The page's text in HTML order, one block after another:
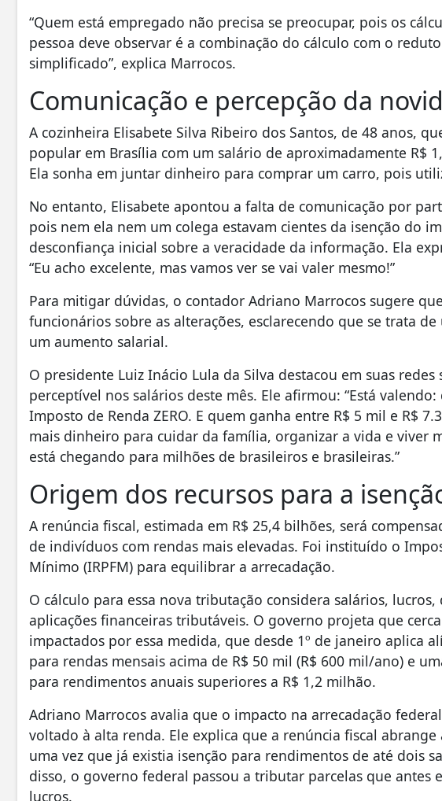
“Quem está empregado não precisa se preocupar, pois os
pessoa deve observar é a combinação do cálculo com o
simplificado”, explica Marrocos.
Comunicação e percepção da
A cozinheira Elisabete Silva Ribeiro dos Santos, de 48 anos,
popular em Brasília com um salário de aproximadamente R$
Ela sonha em juntar dinheiro para comprar um carro, pois
No entanto, Elisabete apontou a falta de comunicação por
pois nem ela nem um colega estavam cientes da isenção do
desconfiança inicial sobre a veracidade da informação. Ela
“Eu acho excelente, mas vamos ver se vai valer mesmo!”
Para mitigar dúvidas, o contador Adriano Marrocos sugere
funcionários sobre as alterações, esclarecendo que se trata
um aumento salarial.
O presidente Luiz Inácio Lula da Silva destacou em suas redes
perceptível nos salários deste mês. Ele afirmou: “Está
Imposto de Renda ZERO. E quem ganha entre R$ 5 mil e R$
mais dinheiro para cuidar da família, organizar a vida e viver
está chegando para milhões de brasileiros e brasileiras.”
Origem dos recursos para a
A renúncia fiscal, estimada em R$ 25,4 bilhões, será
de indivíduos com rendas mais elevadas. Foi instituído o
Mínimo (IRPFM) para equilibrar a arrecadação.
O cálculo para essa nova tributação considera salários,
aplicações financeiras tributáveis. O governo projeta que
impactados por essa medida, que desde 1º de janeiro aplica
para rendas mensais acima de R$ 50 mil (R$ 600 mil/ano) e
para rendimentos anuais superiores a R$ 1,2 milhão.
Adriano Marrocos avalia que o impacto na arrecadação
voltado à alta renda. Ele explica que a renúncia fiscal abrange
uma vez que já existia isenção para rendimentos de até dois
disso, o governo federal passou a tributar parcelas que antes
lucros.